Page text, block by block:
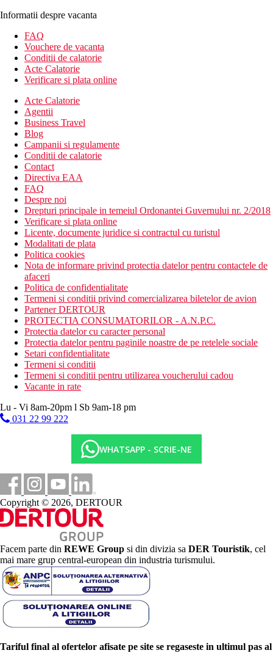
Informatii despre vacanta
FAQ
Vouchere de vacanta
Conditii de calatorie
Acte Calatorie
Verificare si plata online
Acte Calatorie
Agentii
Business Travel
Blog
Campanii si regulamente
Conditii de calatorie
Contact
Directiva EAA
FAQ
Despre noi
Drepturi principale in temeiul Ordonantei Guvernului nr. 2/2018
Verificare si plata online
Licente, documente juridice si contractul cu turistul
Modalitati de plata
Politica cookies
Nota de informare privind protectia datelor pentru contactele de
afaceri
Politica de confidentialitate
Termeni si conditii privind comercializarea biletelor de avion
Partener DERTOUR
PROTECTIA CONSUMATORILOR - A.N.P.C.
Protectia datelor cu caracter personal
Protectia datelor pentru paginile noastre de pe retelele sociale
Setari confidentialitate
Termeni si conditii
Termeni si conditii pentru utilizarea voucherului cadou
Vacante in rate
Lu - Vi 8am-20pm l Sb 9am-18 pm
031 22 99 222
WHATSAPP - SCRIE-NE
Copyright © 2026, DERTOUR
Facem parte din REWE Group si din divizia sa DER Touristik, cel
mai mare grup central-european din industria turismului.
Tariful final al ofertelor afisate pe site se regaseste in ultimul pas al